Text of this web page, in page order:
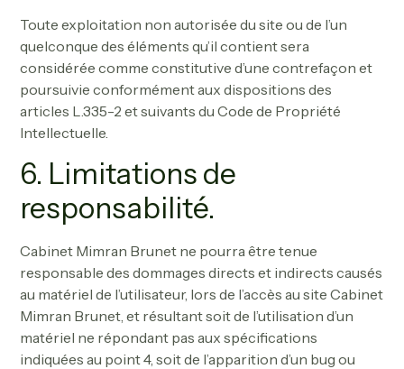
Toute exploitation non autorisée du site ou de l’un
quelconque des éléments qu’il contient sera
considérée comme constitutive d’une contrefaçon et
poursuivie conformément aux dispositions des
articles L.335-2 et suivants du Code de Propriété
Intellectuelle.
6. Limitations de
responsabilité.
Cabinet Mimran Brunet ne pourra être tenue
responsable des dommages directs et indirects causés
au matériel de l’utilisateur, lors de l’accès au site Cabinet
Mimran Brunet, et résultant soit de l’utilisation d’un
matériel ne répondant pas aux spécifications
indiquées au point 4, soit de l’apparition d’un bug ou